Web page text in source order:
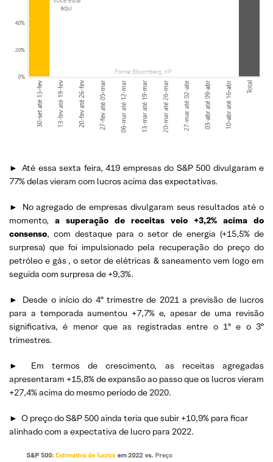
► Até essa sexta feira, 419 empresas do S&P 500 divulgaram e
77% delas vieram com lucros acima das expectativas.
►
No agregado de empresas divulgaram seus resultados até o
momento, a superação de receitas veio +3,2% acima do
consenso, com destaque para o setor de energia (+15,5% de
surpresa) que foi impulsionado pela recuperação do preço do
petróleo e gás , o setor de elétricas & saneamento vem logo em
seguida com surpresa de +9,3%.
►
Desde o início do 4º trimestre de 2021 a previsão de lucros
para a temporada aumentou +7,7% e, apesar de uma revisão
significativa, é menor que as registradas entre o 1º e o 3º
trimestres.
►
Em termos de crescimento, as receitas agregadas
apresentaram +15,8% de expansão ao passo que os lucros vieram
+27,4% acima do mesmo período de 2020.
► O preço do S&P 500 ainda teria que subir +10,9% para ficar
alinhado com a expectativa de lucro para 2022.